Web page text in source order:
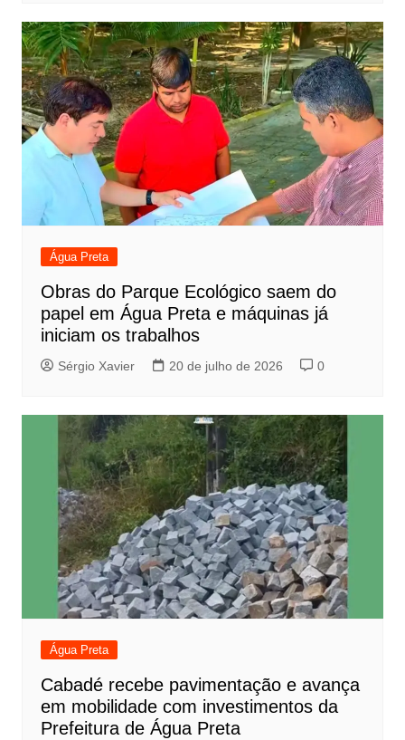
Água Preta
Obras do Parque Ecológico saem do
papel em Água Preta e máquinas já
iniciam os trabalhos
Sérgio Xavier 20 de julho de 2026 0
Água Preta
Cabadé recebe pavimentação e avança
em mobilidade com investimentos da
Prefeitura de Água Preta